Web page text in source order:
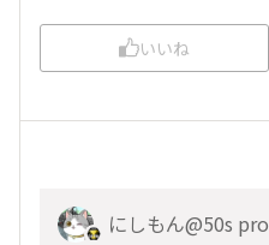
いいね
にしもん@50s pro